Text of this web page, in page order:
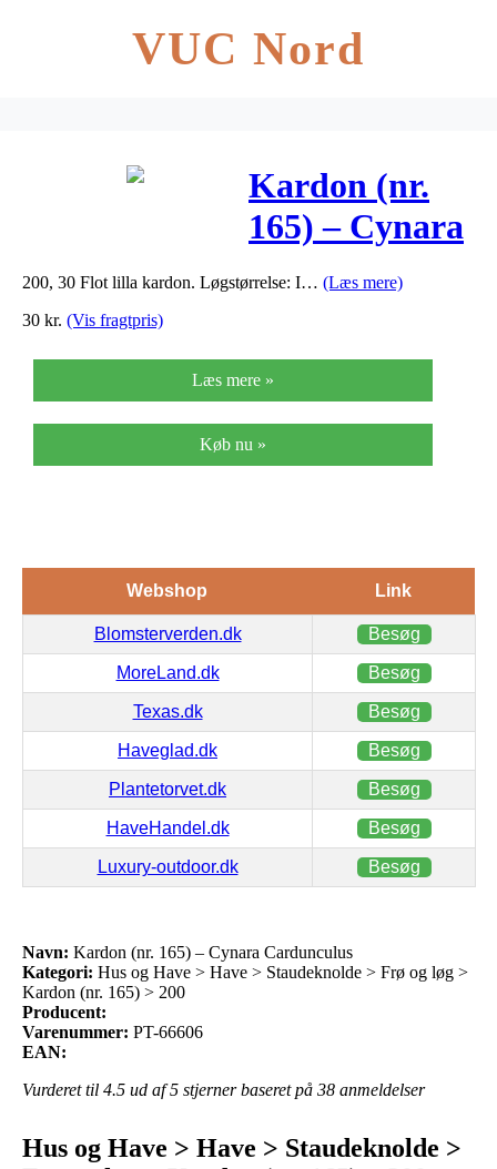
VUC Nord
Kardon (nr.
165) – Cynara
Cardunculus
200, 30 Flot lilla kardon. Løgstørrelse: I… (Læs mere)
30 kr. (Vis fragtpris)
Læs mere »
Køb nu »
Webshop Link
Blomsterverden.dk Besøg
MoreLand.dk Besøg
Texas.dk Besøg
Haveglad.dk Besøg
Plantetorvet.dk Besøg
HaveHandel.dk Besøg
Luxury-outdoor.dk Besøg
Navn: Kardon (nr. 165) – Cynara Cardunculus
Kategori: Hus og Have > Have > Staudeknolde > Frø og løg >
Kardon (nr. 165) > 200
Producent:
Varenummer: PT-66606
EAN:
Vurderet til 4.5 ud af 5 stjerner baseret på 38 anmeldelser
Hus og Have > Have > Staudeknolde >